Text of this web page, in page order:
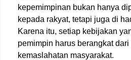
kepemimpinan bukan hanya
kepada rakyat, tetapi juga di
Karena itu, setiap kebijakan
pemimpin harus berangkat
kemaslahatan masyarakat.